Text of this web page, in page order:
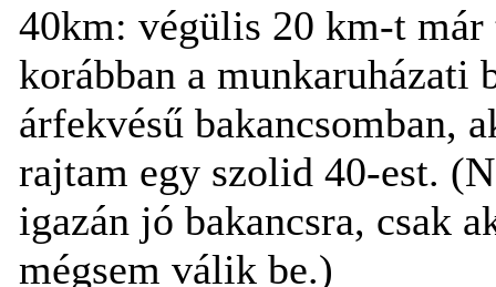
40km: végülis 20 km-t már
korábban a munkaruházati
árfekvésű bakancsomban,
rajtam egy szolid 40-est.
igazán jó bakancsra, csak
mégsem válik be.)